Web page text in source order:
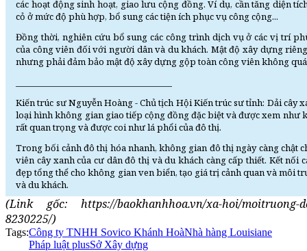
các hoạt động sinh hoạt, giao lưu cộng đồng. Ví dụ, cần tăng diện
cỏ ở mức độ phù hợp, bổ sung các tiện ích phục vụ công cộng...
Đồng thời, nghiên cứu bổ sung các công trình dịch vụ ở các vị trí
của công viên đối với người dân và du khách. Mật độ xây dựng
nhưng phải đảm bảo mật độ xây dựng gộp toàn công viên không
Kiến trúc sư Nguyễn Hoàng - Chủ tịch Hội Kiến trúc sư tỉnh: Dải cây
loại hình không gian giao tiếp cộng đồng đặc biệt và được xem như
rất quan trọng và được coi như lá phổi của đô thị.
Trong bối cảnh đô thị hóa nhanh, không gian đô thị ngày càng chật
viên cây xanh của cư dân đô thị và du khách càng cấp thiết. Kết nối
đẹp tổng thể cho không gian ven biển, tạo giá trị cảnh quan và môi
và du khách.
(Link gốc: https://baokhanhhoa.vn/xa-hoi/moitruong-
8230225/)
Tags:Công ty TNHH Sovico Khánh HoàNhà hàng Louisiane
Pháp luật plusSở Xây dựng